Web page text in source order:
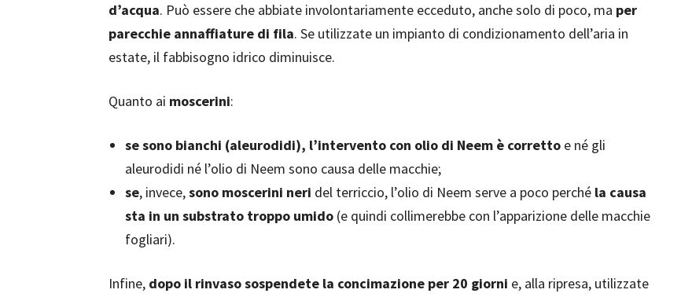
d’acqua. Può essere che abbiate involontariamente ecceduto, anche solo di poco, ma per
parecchie annaffiature di fila. Se utilizzate un impianto di condizionamento dell’aria in
estate, il fabbisogno idrico diminuisce.
Quanto ai moscerini:
se sono bianchi (aleurodidi), l’intervento con olio di Neem è corretto e né gli
aleurodidi né l’olio di Neem sono causa delle macchie;
se, invece,sono moscerini neri del terriccio, l’olio di Neem serve a poco perché la causa
sta in un substrato troppo umido (e quindi collimerebbe con l’apparizione delle macchie
fogliari).
Infine, dopo il rinvaso sospendete la concimazione per 20 giorni e, alla ripresa, utilizzate